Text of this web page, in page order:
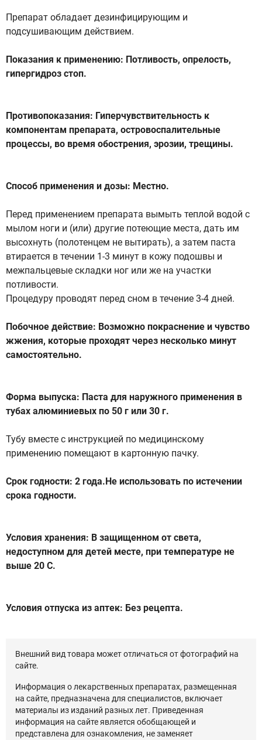
Препарат обладает дезинфицирующим и
подсушивающим действием.
Показания к применению: Потливость, опрелость,
гипергидроз стоп.
Противопоказания: Гиперчувствительность к
компонентам препарата, островоспалительные
процессы, во время обострения, эрозии, трещины.
Способ применения и дозы: Местно.
Перед применением препарата вымыть теплой водой с
мылом ноги и (или) другие потеющие места, дать им
высохнуть (полотенцем не вытирать), а затем паста
втирается в течении 1-3 минут в кожу подошвы и
межпальцевые складки ног или же на участки
потливости.
Процедуру проводят перед сном в течение 3-4 дней.
Побочное действие: Возможно покраснение и чувство
жжения, которые проходят через несколько минут
самостоятельно.
Форма выпуска: Паста для наружного применения в
тубах алюминиевых по 50 г или 30 г.
Тубу вместе с инструкцией по медицинскому
применению помещают в картонную пачку.
Срок годности: 2 года.Не использовать по истечении
срока годности.
Условия хранения: В защищенном от света,
недоступном для детей месте, при температуре не
выше 20 С.
Условия отпуска из аптек: Без рецепта.
Внешний вид товара может отличаться от фотографий на
сайте.
Информация о лекарственных препаратах, размещенная
на сайте, предназначена для специалистов, включает
материалы из изданий разных лет. Приведенная
информация на сайте является обобщающей и
представлена для ознакомления, не заменяет